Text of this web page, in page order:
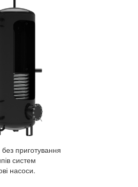
приготування
систем
насоси.